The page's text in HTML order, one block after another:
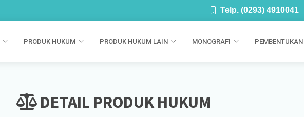
Telp. (0293) 4910041
PRODUK HUKUM PRODUK HUKUM LAIN MONOGRAFI
DETAIL PRODUK HUKUM